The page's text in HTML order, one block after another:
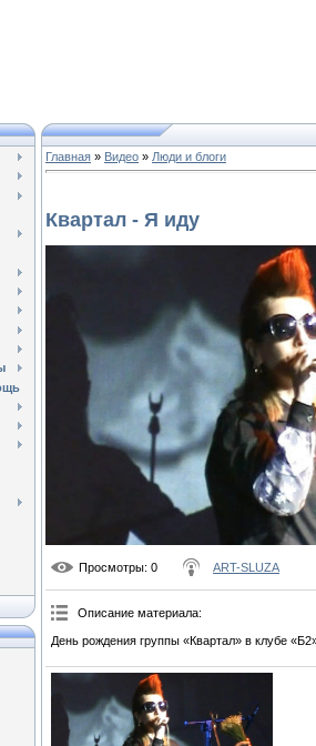
Главная » Видео » Люди и блоги
Квартал - Я иду
Просмотры: 0 ART-SLUZA
Описание материала:
День рождения группы «Квартал» в клубе